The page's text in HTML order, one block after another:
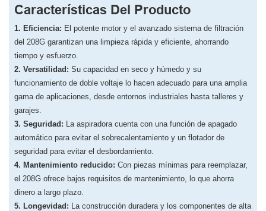
Características Del Producto
1. Eficiencia: El potente motor y el avanzado sistema de filtración
del 208G garantizan una limpieza rápida y eficiente, ahorrando
tiempo y esfuerzo.
2. Versatilidad: Su capacidad en seco y húmedo y su
funcionamiento de doble voltaje lo hacen adecuado para una amplia
gama de aplicaciones, desde entornos industriales hasta talleres y
garajes.
3. Seguridad: La aspiradora cuenta con una función de apagado
automático para evitar el sobrecalentamiento y un flotador de
seguridad para evitar el desbordamiento.
4. Mantenimiento reducido: Con piezas mínimas para reemplazar,
el 208G ofrece bajos requisitos de mantenimiento, lo que ahorra
dinero a largo plazo.
5. Longevidad: La construcción duradera y los componentes de alta